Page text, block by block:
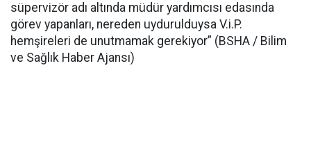
süpervizör adı altında müdür yardımcısı edasında
görev yapanları, nereden uydurulduysa V.i.P.
hemşireleri de unutmamak gerekiyor” (BSHA / Bilim
ve Sağlık Haber Ajansı)